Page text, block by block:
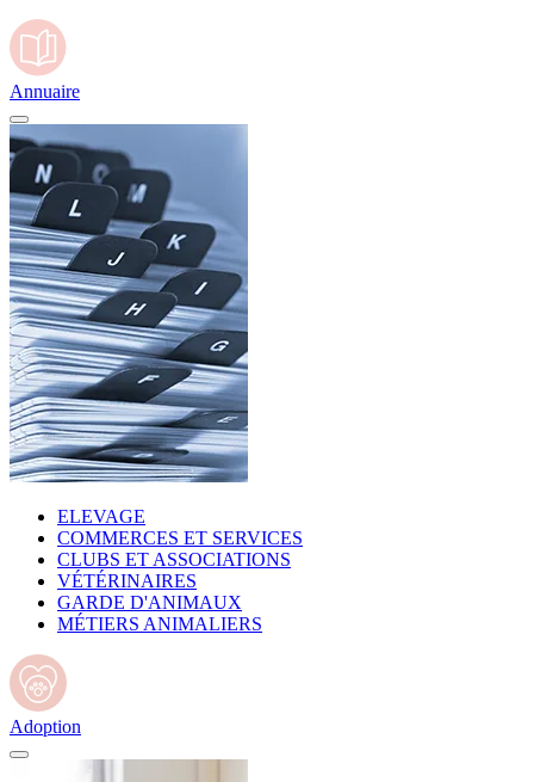
Annuaire
ELEVAGE
COMMERCES ET SERVICES
CLUBS ET ASSOCIATIONS
VÉTÉRINAIRES
GARDE D'ANIMAUX
MÉTIERS ANIMALIERS
Adoption